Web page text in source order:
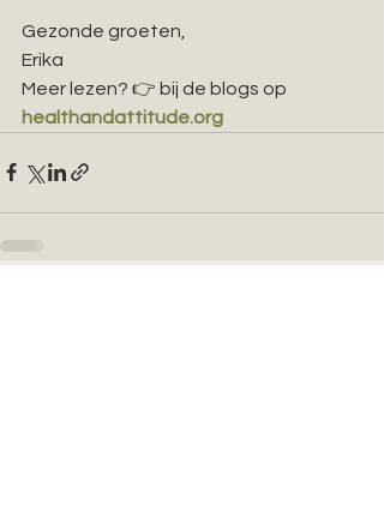
Gezonde groeten,
Erika
Meer lezen? 👉 bij de blogs op
healthandattitude.org